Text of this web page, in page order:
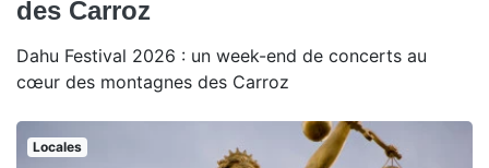
des Carroz
Dahu Festival 2026 : un week-end de concerts au
cœur des montagnes des Carroz
Locales